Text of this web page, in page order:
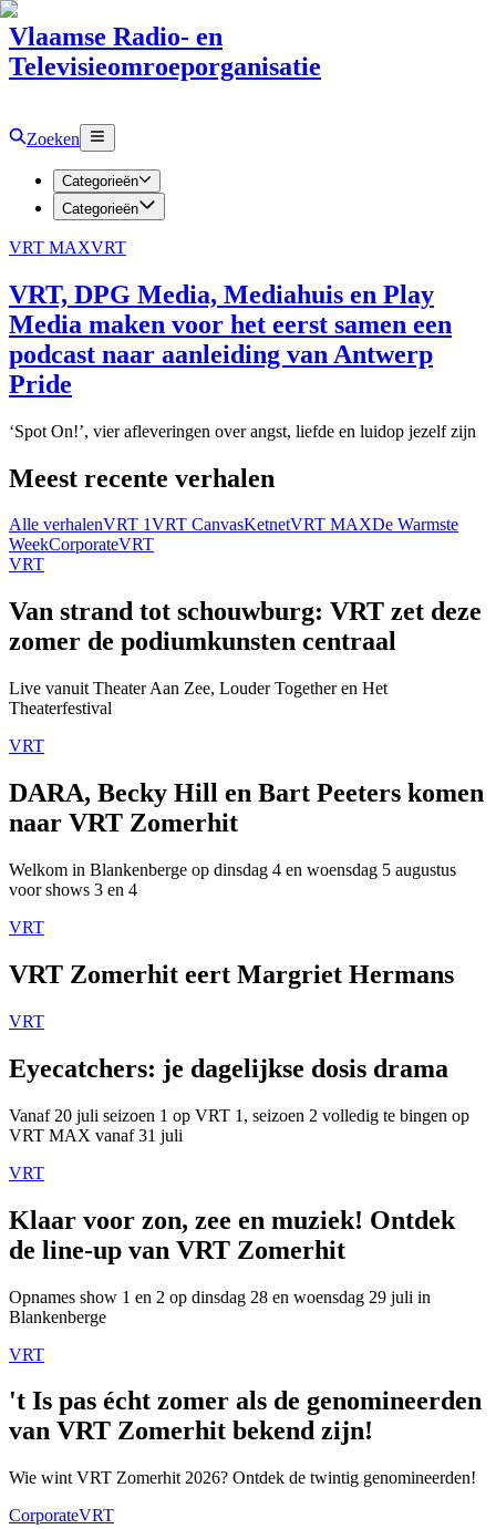
Vlaamse Radio- en
Televisieomroeporganisatie
Zoeken
Categorieën
Categorieën
VRT MAXVRT
VRT, DPG Media, Mediahuis en Play
Media maken voor het eerst samen een
podcast naar aanleiding van Antwerp
Pride
‘Spot On!’, vier afleveringen over angst, liefde en luidop jezelf zijn
Meest recente verhalen
Alle verhalenVRT 1VRT CanvasKetnetVRT MAXDe Warmste
WeekCorporateVRT
VRT
Van strand tot schouwburg: VRT zet deze
zomer de podiumkunsten centraal
Live vanuit Theater Aan Zee, Louder Together en Het
Theaterfestival
VRT
DARA, Becky Hill en Bart Peeters komen
naar VRT Zomerhit
Welkom in Blankenberge op dinsdag 4 en woensdag 5 augustus
voor shows 3 en 4
VRT
VRT Zomerhit eert Margriet Hermans
VRT
Eyecatchers: je dagelijkse dosis drama
Vanaf 20 juli seizoen 1 op VRT 1, seizoen 2 volledig te bingen op
VRT MAX vanaf 31 juli
VRT
Klaar voor zon, zee en muziek! Ontdek
de line-up van VRT Zomerhit
Opnames show 1 en 2 op dinsdag 28 en woensdag 29 juli in
Blankenberge
VRT
't Is pas écht zomer als de genomineerden
van VRT Zomerhit bekend zijn!
Wie wint VRT Zomerhit 2026? Ontdek de twintig genomineerden!
CorporateVRT